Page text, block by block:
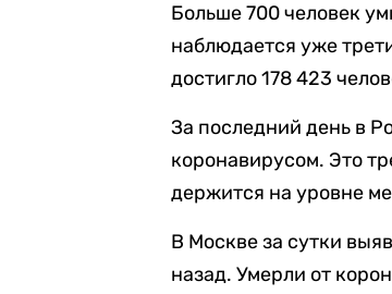
Больше 700 человек
наблюдается уже
достигло 178 423
За последний день в
коронавирусом. Это
держится на уровне
В Москве за сутки
назад. Умерли от